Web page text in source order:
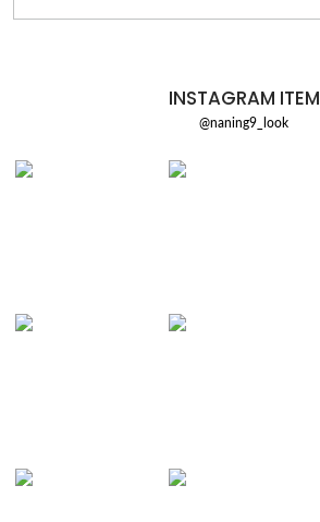
INSTAGRAM ITEM
@naning9_look